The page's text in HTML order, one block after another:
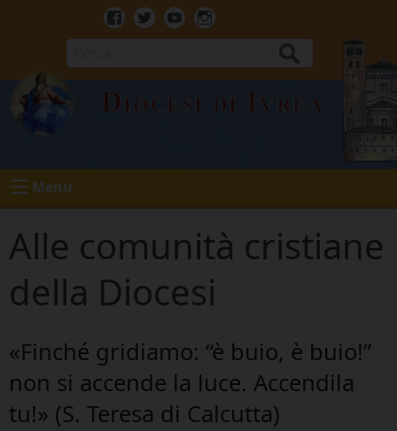
Facebook
TwitterYoutubeInstagram
Diocesi di Ivrea
Menu
Alle comunità cristiane
della Diocesi
«Finché gridiamo: “è buio, è buio!”
non si accende la luce. Accendila
tu!» (S. Teresa di Calcutta)